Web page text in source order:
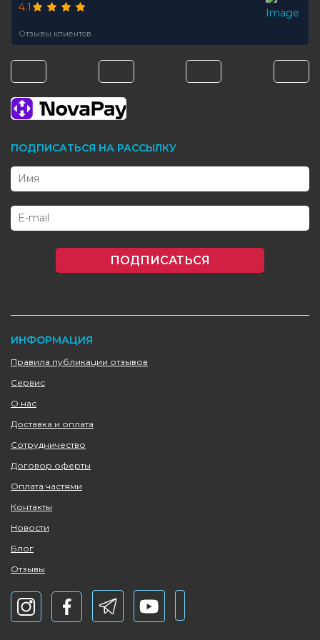
4.1
Отзывы клиентов
ПОДПИСАТЬСЯ НА РАССЫЛКУ
ПОДПИСАТЬСЯ
ИНФОРМАЦИЯ
Правила публикации отзывов
Сервис
О нас
Доставка и оплата
Сотрудничество
Договор оферты
Оплата частями
Контакты
Новости
Блог
Отзывы